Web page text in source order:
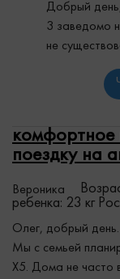
Добрый
3 заведомо
не
комфортное
поездку на
Вероника
ребенка: 23 кг
Олег, добрый день.
Мы с семьей
Х5. Дома не часто